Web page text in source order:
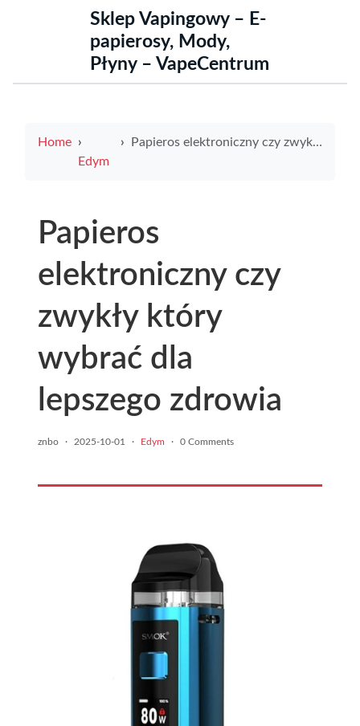
Sklep Vapingowy – E-
papierosy, Mody,
Płyny – VapeCentrum
Home
Edym
Papieros elektroniczny czy zwykły który wybrać dla lepszego zdrowia
Papieros
elektroniczny czy
zwykły który
wybrać dla
lepszego zdrowia
znbo · 2025-10-01 · Edym · 0 Comments